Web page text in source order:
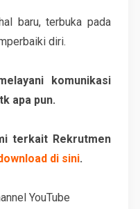
baru, terbuka pada
diri.
komunikasi
apa pun.
terkait Rekrutmen
di sini.
YouTube